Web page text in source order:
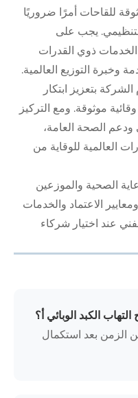
للقاحات أمرًا ضروريًا
يجب على
ذوي القدرات
وخبرة التوزيع العالمية.
الشركة بتعزيز ابتكار
موثوقة. ومع التركيز
ودعم الصحة العامة،
العالمية للوقاية من
الصحية والموزعين
الاعتماد والخدمات
عند اختيار شركاء
الزمن بعد استكمال